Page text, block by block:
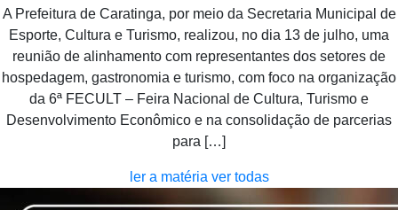
A Prefeitura de Caratinga, por meio da Secretaria Municipal de
Esporte, Cultura e Turismo, realizou, no dia 13 de julho, uma
reunião de alinhamento com representantes dos setores de
hospedagem, gastronomia e turismo, com foco na organização
da 6ª FECULT – Feira Nacional de Cultura, Turismo e
Desenvolvimento Econômico e na consolidação de parcerias
para […]
ler a matéria ver todas